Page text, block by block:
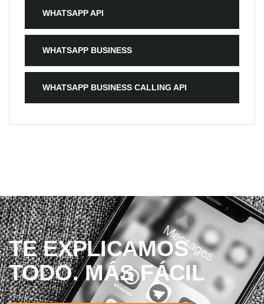
WHATSAPP API
WHATSAPP BUSINESS
WHATSAPP BUSINESS CALLING API
TE EXPLICAMOS
TODO. MÁS FÁCIL